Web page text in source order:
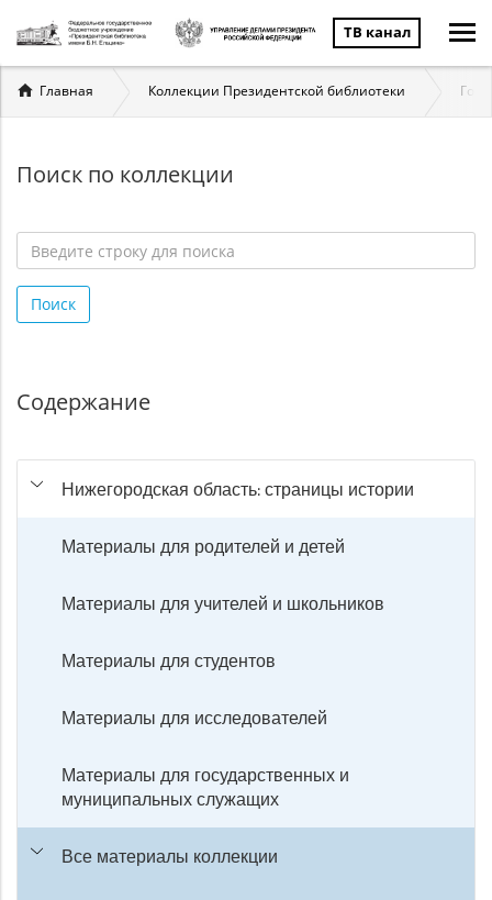
ТВ канал
Вы
здесь
Главная Коллекции Президентской библиотеки
Поиск по коллекции
строку
для
Поиск
Содержание
Нижегородская область: страницы истории
Материалы для родителей и детей
Материалы для учителей и школьников
Материалы для студентов
Материалы для исследователей
Материалы для государственных и
муниципальных служащих
Все материалы коллекции